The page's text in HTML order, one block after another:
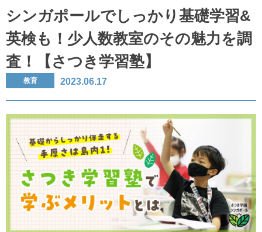
シンガポールでしっかり基礎学習&
英検も！少人数教室のその魅力を調
査！【さつき学習塾】
教育 2023.06.17